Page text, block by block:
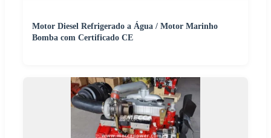
Motor Diesel Refrigerado a Água / Motor Marinho
Bomba com Certificado CE